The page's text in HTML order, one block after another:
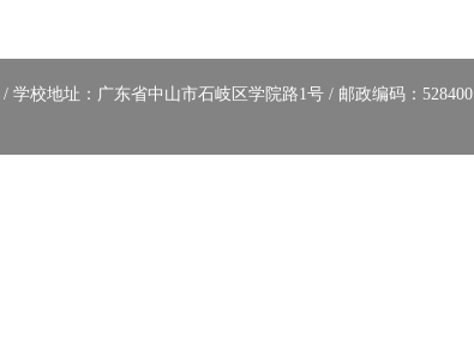
校地址：广东省中山市石岐区学院路1号 / 邮政编码：528400